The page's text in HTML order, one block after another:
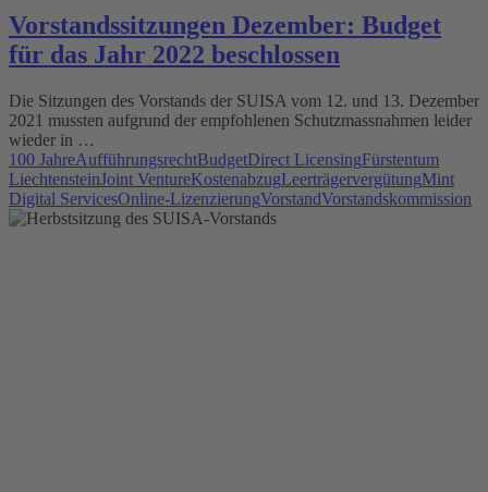
Vorstandssitzungen Dezember: Budget
für das Jahr 2022 beschlossen
Die Sitzungen des Vorstands der SUISA vom 12. und 13. Dezember
2021 mussten aufgrund der empfohlenen Schutzmassnahmen leider
wieder in …
100 JahreAufführungsrechtBudgetDirect LicensingFürstentum
LiechtensteinJoint VentureKostenabzugLeerträgervergütungMint
Digital ServicesOnline-LizenzierungVorstandVorstandskommission